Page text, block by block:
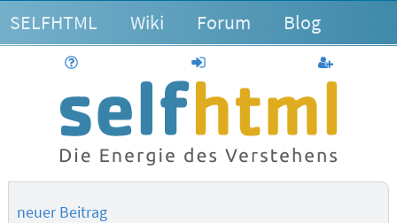
SELFHTML Wiki Forum Blog
anmelden
neuer Beitrag